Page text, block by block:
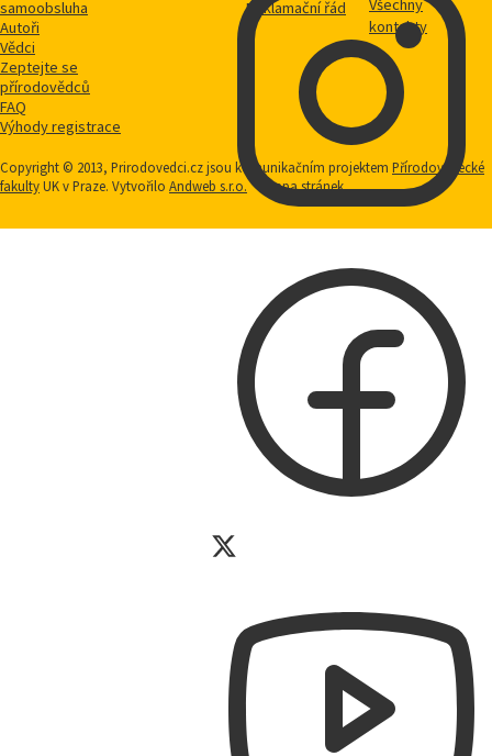
samoobsluha
Autoři
Vědci
Zeptejte se
přírodovědců
FAQ
Výhody registrace
Reklamační řád
kontakty
Copyright © 2013, Prirodovedci.cz jsou komunikačním projektem Přírodovědecké
fakultyUK v Praze. Vytvořilo Andweb s.r.o. Mapa stránek